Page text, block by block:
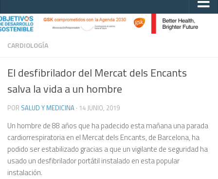
CARDIOLOGÍA
El desfibrilador del Mercat dels Encants
salva la vida a un hombre
POR SALUD Y MEDICINA · 14 JUNIO, 2019
Un hombre de 88 años que ha padecido esta mañana una parada
cardiorrespiratoria en el Mercat dels Encants, de Barcelona, ha
podido ser estabilizado gracias a que un vigilante de seguridad ha
usado un desfibrilador portátil instalado en esta popular
instalación.